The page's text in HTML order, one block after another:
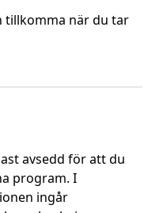
tillkomma när du tar
avsedd för att du
program. I
ingår